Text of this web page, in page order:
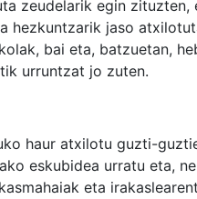
zeudelarik egin zituzten,
hezkuntzarik jaso
bai eta, batzuetan,
urruntzat jo zuten.
haur atxilotu guzti-
eskubidea urratu eta,
eta